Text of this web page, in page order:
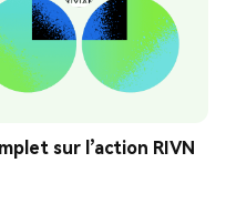
sur l’action RIVN